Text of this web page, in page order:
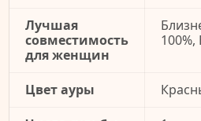
Лучшая
совместимость
для женщин
100%,
Цвет ауры